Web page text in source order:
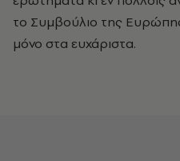
το Συμβούλιο της
μόνο στα ευχάριστα.